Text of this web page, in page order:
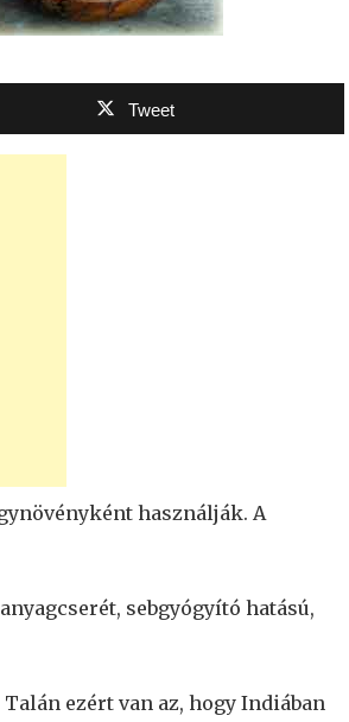
Tweet
használják. A
sebgyógyító hatású,
ezért van az, hogy Indiában